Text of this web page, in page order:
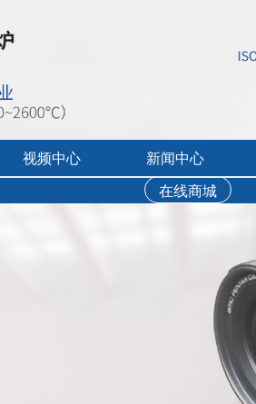
视频中心
操作讲解视频
新闻中心
行业展会活动 售后服务
文字资料
视频资料
软件下载
在线商城